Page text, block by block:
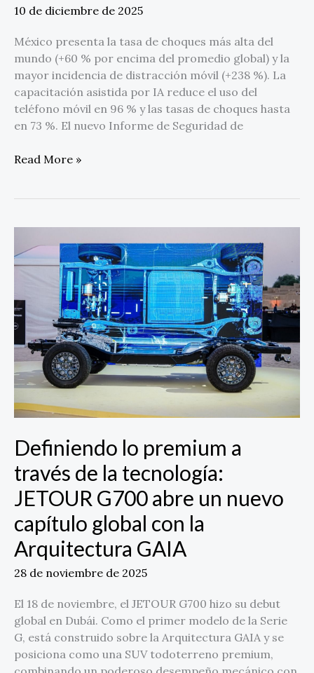
10 de diciembre de 2025
México presenta la tasa de choques más alta del
mundo (+60 % por encima del promedio global) y la
mayor incidencia de distracción móvil (+238 %). La
capacitación asistida por IA reduce el uso del
teléfono móvil en 96 % y las tasas de choques hasta
en 73 %. El nuevo Informe de Seguridad de
Read More »
Definiendo lo premium a
través de la tecnología:
JETOUR G700 abre un nuevo
capítulo global con la
Arquitectura GAIA
28 de noviembre de 2025
El 18 de noviembre, el JETOUR G700 hizo su debut
global en Dubái. Como el primer modelo de la Serie
G, está construido sobre la Arquitectura GAIA y se
posiciona como una SUV todoterreno premium,
lo
premium
través
de
tecnología:
JETOUR
G700
abre
un
nuevo
capítulo
global
con
la
Arquitectura
GAIA